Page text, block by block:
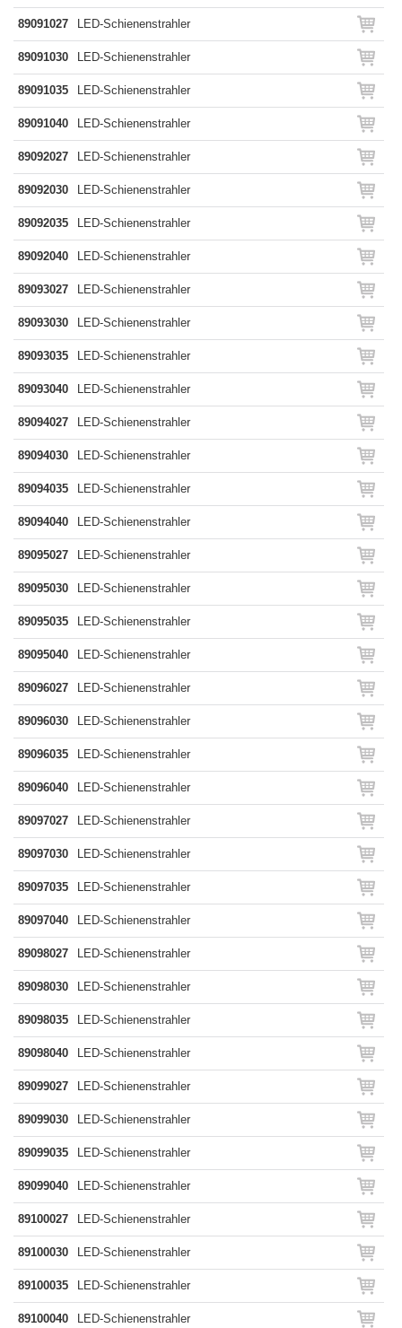
89091027 LED-Schienenstrahler
89091030 LED-Schienenstrahler
89091035 LED-Schienenstrahler
89091040 LED-Schienenstrahler
89092027 LED-Schienenstrahler
89092030 LED-Schienenstrahler
89092035 LED-Schienenstrahler
89092040 LED-Schienenstrahler
89093027 LED-Schienenstrahler
89093030 LED-Schienenstrahler
89093035 LED-Schienenstrahler
89093040 LED-Schienenstrahler
89094027 LED-Schienenstrahler
89094030 LED-Schienenstrahler
89094035 LED-Schienenstrahler
89094040 LED-Schienenstrahler
89095027 LED-Schienenstrahler
89095030 LED-Schienenstrahler
89095035 LED-Schienenstrahler
89095040 LED-Schienenstrahler
89096027 LED-Schienenstrahler
89096030 LED-Schienenstrahler
89096035 LED-Schienenstrahler
89096040 LED-Schienenstrahler
89097027 LED-Schienenstrahler
89097030 LED-Schienenstrahler
89097035 LED-Schienenstrahler
89097040 LED-Schienenstrahler
89098027 LED-Schienenstrahler
89098030 LED-Schienenstrahler
89098035 LED-Schienenstrahler
89098040 LED-Schienenstrahler
89099027 LED-Schienenstrahler
89099030 LED-Schienenstrahler
89099035 LED-Schienenstrahler
89099040 LED-Schienenstrahler
89100027 LED-Schienenstrahler
89100030 LED-Schienenstrahler
89100035 LED-Schienenstrahler
89100040 LED-Schienenstrahler